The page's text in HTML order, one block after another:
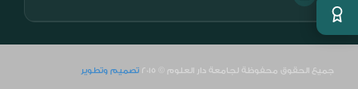
جميع الحقوق محفوظة لجامعة دار العلوم © 2015 تصميم وتطوير